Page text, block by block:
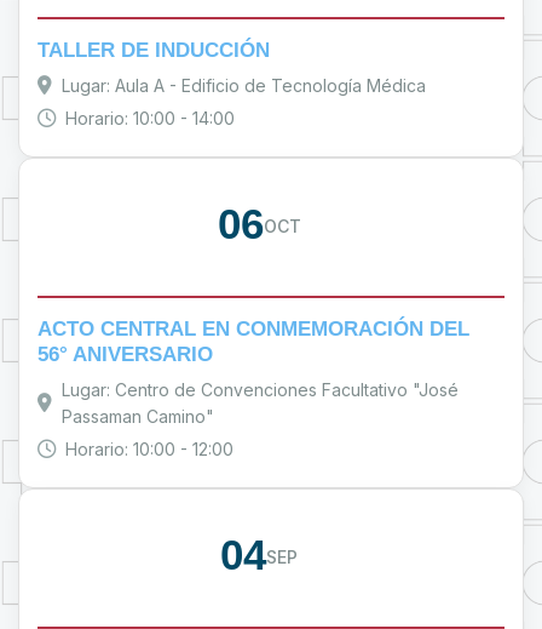
TALLER DE INDUCCIÓN
Lugar: Aula A - Edificio de Tecnología Médica
Horario: 10:00 - 14:00
06OCT
ACTO CENTRAL EN CONMEMORACIÓN DEL
56° ANIVERSARIO
Lugar: Centro de Convenciones Facultativo "José
Passaman Camino"
Horario: 10:00 - 12:00
04SEP